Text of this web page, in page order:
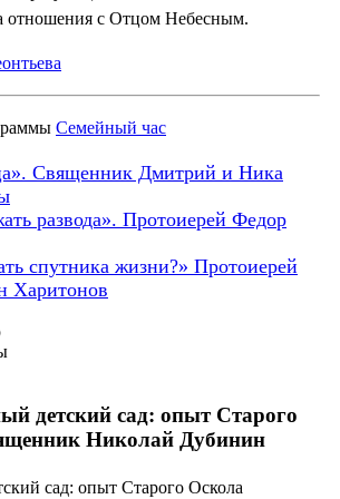
отношения с Отцом Небесным.
Семейный час
Священник Дмитрий и Ника
развода». Протоиерей Федор
спутника жизни?» Протоиерей
Харитонов
детский сад: опыт Старого
Николай Дубинин
сад: опыт Старого Оскола